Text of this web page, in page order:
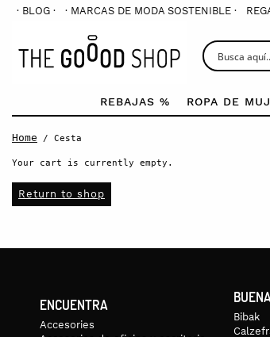
· BLOG · · MARCAS DE MODA SOSTENIBLE ·
REBAJAS % ROPA DE
Home / Cesta
Your cart is currently empty.
Return to shop
ENCUENTRA
Accesories
Bibak